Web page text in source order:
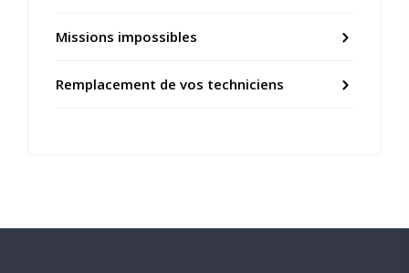
Missions impossibles
Remplacement de vos techniciens